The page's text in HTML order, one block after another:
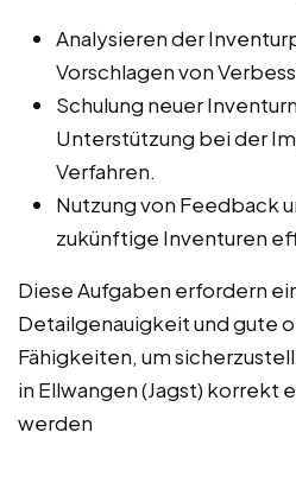
Analysieren der
Vorschlagen von
Schulung neuer
Unterstützung bei der
Verfahren.
Nutzung von Feedback
zukünftige Inventuren
Diese Aufgaben erfordern
Detailgenauigkeit und gute
Fähigkeiten, um
in Ellwangen (Jagst) korrekt
werden